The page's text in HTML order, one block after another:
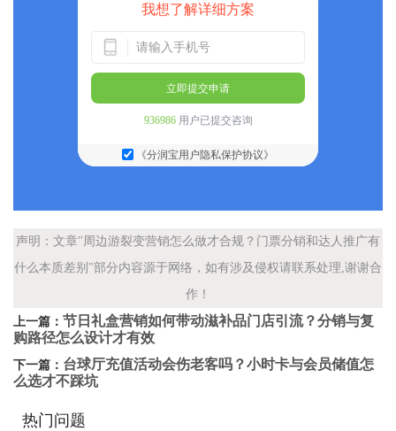
我想了解详细方案
立即提交申请
936986用户已提交咨询
《分润宝用户隐私保护协议》
声明：文章"周边游裂变营销怎么做才合规？门票分销和达人推广有
什么本质差别"部分内容源于网络，如有涉及侵权请联系处理,谢谢合
作！
上一篇： 节日礼盒营销如何带动滋补品门店引流？分销与复
购路径怎么设计才有效
下一篇： 台球厅充值活动会伤老客吗？小时卡与会员储值怎
么选才不踩坑
热门问题